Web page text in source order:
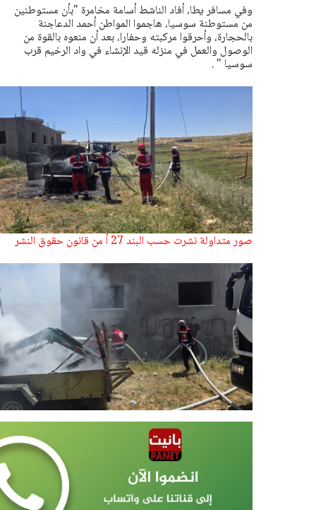
وفي مسافر يطا، أفاد الناشط أسامة مخامرة "بأن مستوطنين
من مستوطنة سوسيا، هاجموا المواطن أحمد الدعاجنة
بالحجارة، وأحرقوا مركبته وحفارا، بعد أن منعوه بالقوة من
الوصول والعمل في منزله قيد الإنشاء في واد الرخيم قرب
سوسيا " .
صور متداولة نشرت حسب البند 27 أ من قانون حقوق النشر